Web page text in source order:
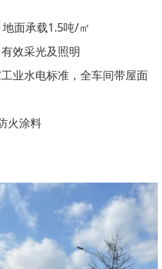
面承载1.5吨/㎡
效采光及照明
业水电标准，全车间带屋面
火涂料